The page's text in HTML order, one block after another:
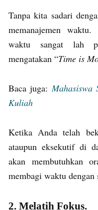
Tanpa kita sadari
memanajemen
waktu sangat lah
mengatakan “Time is
Baca juga:Mahasiswa
Kuliah
Ketika Anda telah
ataupun eksekutif di
akan membutuhkan
membagi waktu dengan
2. Melatih Fokus.